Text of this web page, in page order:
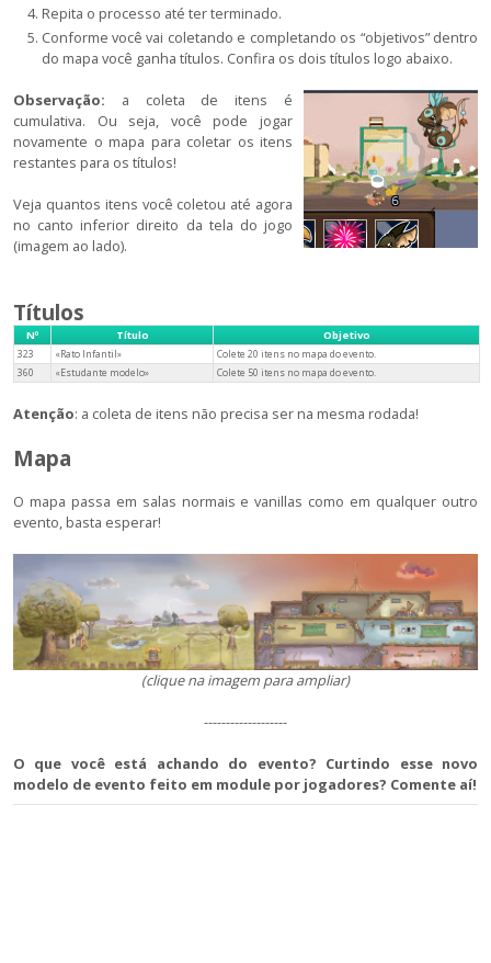
Repita o processo até ter terminado.
Conforme você vai coletando e completando os “objetivos” dentro
do mapa você ganha títulos. Confira os dois títulos logo abaixo.
Observação: a coleta de itens é
cumulativa. Ou seja, você pode jogar
novamente o mapa para coletar os itens
restantes para os títulos!
Veja quantos itens você coletou até agora
no canto inferior direito da tela do jogo
(imagem ao lado).
Títulos
Nº Título Objetivo
323 «Rato Infantil»
Colete 20 itens no mapa do evento.
360
«Estudante modelo» Colete 50 itens no mapa do evento.
Atenção: a coleta de itens não precisa ser na mesma rodada!
Mapa
O mapa passa em salas normais e vanillas como em qualquer outro
evento, basta esperar!
(clique na imagem para ampliar)
-------------------
O que você está achando do evento? Curtindo esse novo
modelo de evento feito em module por jogadores? Comente aí!